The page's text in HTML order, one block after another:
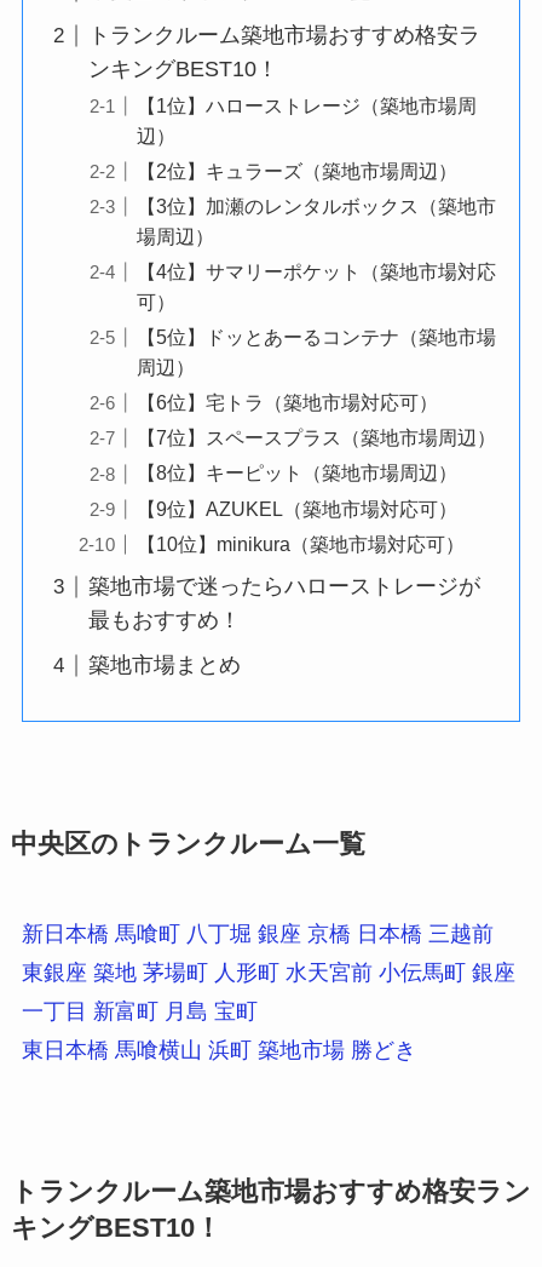
トランクルーム築地市場おすすめ格安ラ
ンキングBEST10！
【1位】ハローストレージ（築地市場周
辺）
【2位】キュラーズ（築地市場周辺）
【3位】加瀬のレンタルボックス（築地市
場周辺）
【4位】サマリーポケット（築地市場対応
可）
【5位】ドッとあーるコンテナ（築地市場
周辺）
【6位】宅トラ（築地市場対応可）
【7位】スペースプラス（築地市場周辺）
【8位】キーピット（築地市場周辺）
【9位】AZUKEL（築地市場対応可）
【10位】minikura（築地市場対応可）
築地市場で迷ったらハローストレージが
最もおすすめ！
築地市場まとめ
中央区のトランクルーム一覧
新日本橋 馬喰町 八丁堀 銀座 京橋 日本橋 三越前
東銀座 築地 茅場町 人形町 水天宮前 小伝馬町 銀座
一丁目 新富町 月島 宝町
東日本橋 馬喰横山 浜町 築地市場 勝どき
トランクルーム築地市場おすすめ格安ラン
キングBEST10！